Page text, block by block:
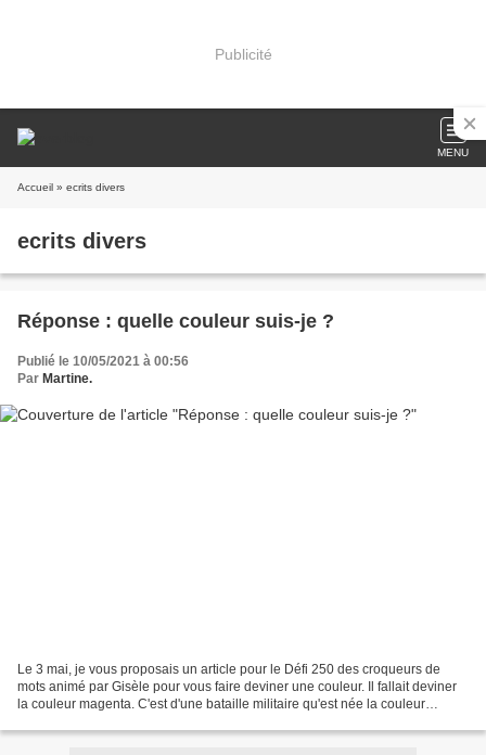
Publicité
MENU
Accueil » ecrits divers
ecrits divers
Réponse : quelle couleur suis-je ?
Publié le 10/05/2021 à 00:56
Par Martine.
Le 3 mai, je vous proposais un article pour le Défi 250 des croqueurs de
mots animé par Gisèle pour vous faire deviner une couleur. Il fallait deviner
la couleur magenta. C'est d'une bataille militaire qu'est née la couleur